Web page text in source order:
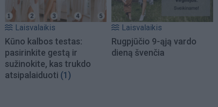
Laisvalaikis
Kūno kalbos testas:
pasirinkite gestą ir
sužinokite, kas trukdo
atsipalaiduoti (1)
Laisvalaikis
Rugpjūčio 9-ąją vardo
dieną švenčia